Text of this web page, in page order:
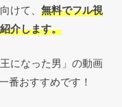
けて、 無料でフル視
介します。
になった男」の動画
番おすすめです！